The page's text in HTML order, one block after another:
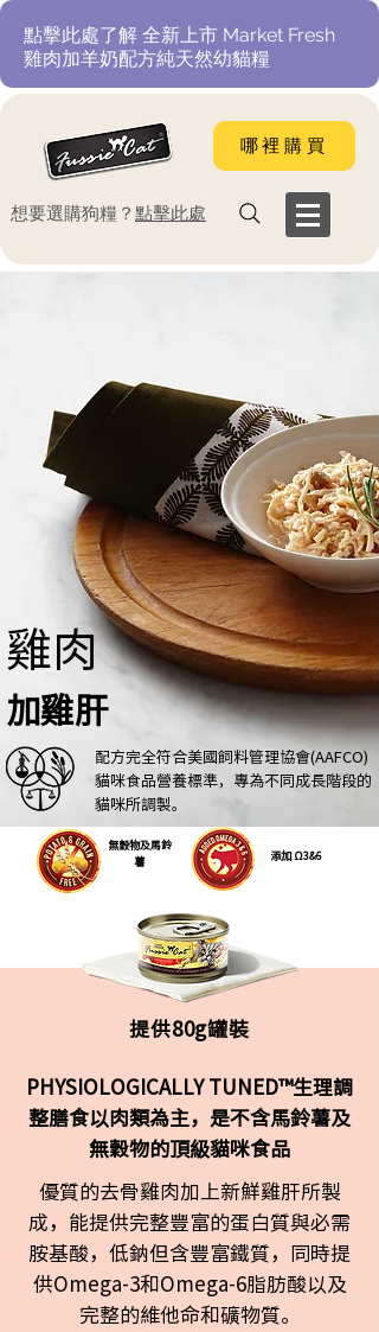
​點擊此處了解 全新上市 Market Fresh
雞肉加羊奶配方純天然幼貓糧
哪裡購買
​想要選購狗糧？ 點擊此處
雞肉
加雞肝
配方完全符合美國飼料管理協會(AAFCO)
貓咪食品營養標準，專為不同成長階段的
貓咪所調製。
無穀物及馬鈴
薯
添加 Ω3&6
提供80g罐裝
PHYSIOLOGICALLY TUNED™生理調
整膳食以肉類為主，是不含馬鈴薯及
無穀物的頂級貓咪食品
優質的去骨雞肉加上新鮮雞肝所製
成，能提供完整豐富的蛋白質與必需
胺基酸，低鈉但含豐富鐵質，同時提
供Omega-3和Omega-6脂肪酸以及
完整的維他命和礦物質。